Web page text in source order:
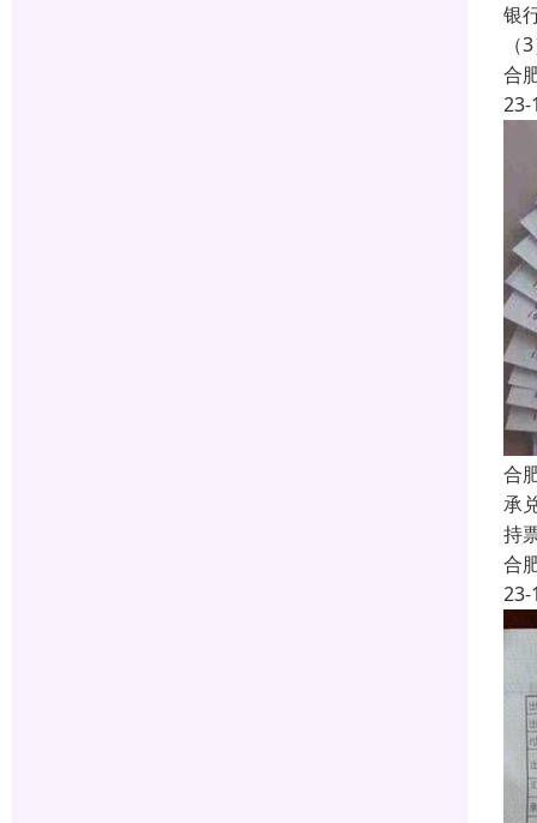
银
合
23-
合
承
持
合
23-